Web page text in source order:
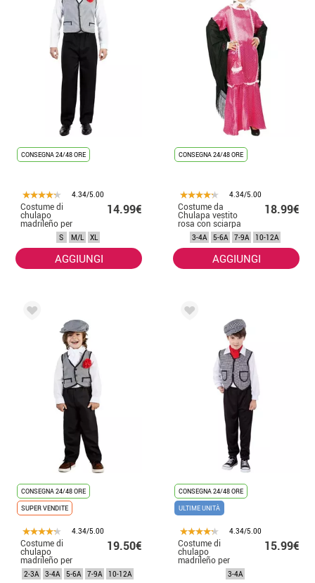
CONSEGNA 24/48 ORE
4.34/5.00
Costume di
chulapo
madrileño per
14.99€
S M/L XL
AGGIUNGI
CONSEGNA 24/48 ORE
4.34/5.00
Costume da
Chulapa vestito
rosa con sciarpa
per bambina
18.99€
3-4A 5-6A 7-9A 10-12A
AGGIUNGI
CONSEGNA 24/48 ORE
SUPER VENDITE
4.34/5.00
Costume di
chulapo
madrileño per
bambino e
bambino
19.50€
2-3A 3-4A 5-6A 7-9A 10-12A
CONSEGNA 24/48 ORE
ULTIME UNITÀ
4.34/5.00
Costume di
chulapo
madrileño per
15.99€
3-4A